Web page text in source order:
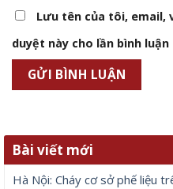
Lưu tên của tôi,
duyệt này cho lần bình
Bài viết mới
Hà Nội: Cháy cơ sở phế liệu